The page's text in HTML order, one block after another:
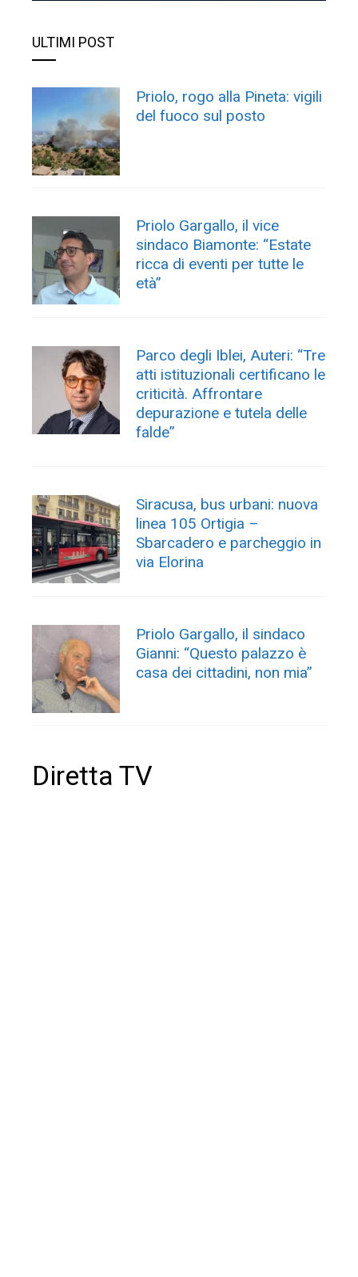
ULTIMI POST
Priolo, rogo alla Pineta: vigili
del fuoco sul posto
Priolo Gargallo, il vice
sindaco Biamonte: “Estate
ricca di eventi per tutte le
età”
Parco degli Iblei, Auteri: “Tre
atti istituzionali certificano le
criticità. Affrontare
depurazione e tutela delle
falde”
Siracusa, bus urbani: nuova
linea 105 Ortigia –
Sbarcadero e parcheggio in
via Elorina
Priolo Gargallo, il sindaco
Gianni: “Questo palazzo è
casa dei cittadini, non mia”
Diretta TV